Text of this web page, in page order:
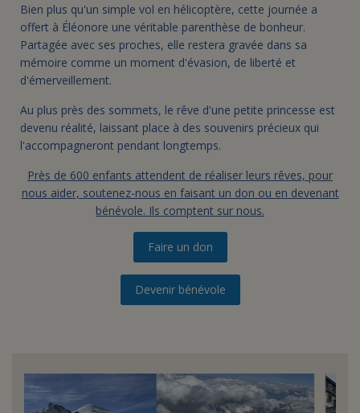
Bien plus qu'un simple vol en hélicoptère, cette journée a
offert à Éléonore une véritable parenthèse de bonheur.
Partagée avec ses proches, elle restera gravée dans sa
mémoire comme un moment d'évasion, de liberté et
d'émerveillement.
Au plus près des sommets, le rêve d'une petite princesse est
devenu réalité, laissant place à des souvenirs précieux qui
l'accompagneront pendant longtemps.
Près de 600 enfants attendent de réaliser leurs rêves, pour
nous aider, soutenez-nous en faisant un don ou en devenant
bénévole. Ils comptent sur nous.
Faire un don
Devenir bénévole